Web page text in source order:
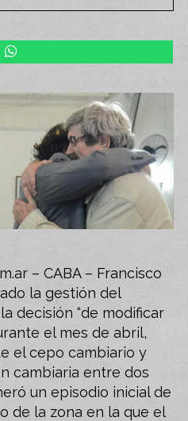
– CABA – Francisco
la gestión del
decisión “de modificar
el mes de abril,
el cepo cambiario y
cambiaria entre dos
un episodio inicial de
de la zona en la que el